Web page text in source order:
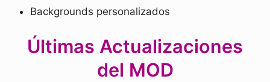
Backgrounds personalizados
Últimas Actualizaciones
del MOD